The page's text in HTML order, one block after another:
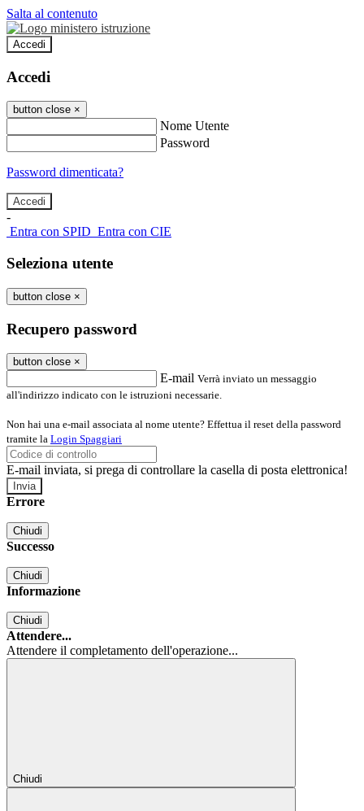
Salta al contenuto
Accedi
Accedi
button close ×
Nome Utente
Password
Password dimenticata?
-
Entra con SPID Entra con CIE
Seleziona utente
button close ×
Recupero password
button close ×
E-mail Verrà inviato un messaggio
all'indirizzo indicato con le istruzioni necessarie.
Non hai una e-mail associata al nome utente? Effettua il reset della password
tramite la Login Spaggiari
E-mail inviata, si prega di controllare la casella di posta elettronica!
Errore
Chiudi
Successo
Chiudi
Informazione
Chiudi
Attendere...
Attendere il completamento dell'operazione...
Chiudi